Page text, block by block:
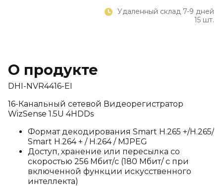
Удаленный склад 7-9 дней
15 шт.
О продукте
DHI-NVR4416-EI
16-Канальный сетевой Видеорегистратор
WizSense 1.5U 4HDDs
Формат декодирования Smart H.265 +/H.265/
Smart H.264 + / H.264 / MJPEG
Доступ, хранение или пересылка со
скоростью 256 Мбит/с (180 Мбит/ с при
включенной функции искусственного
интеллекта)